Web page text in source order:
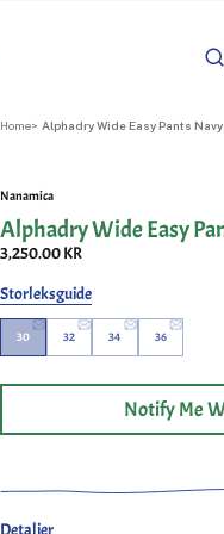
Home Alphadry Wide Easy Pants Navy
Nanamica
Alphadry Wide Easy
3,250.00 KR
Storleksguide
30 32 34 36
Notify Me
stilfull look. Tillverkade med